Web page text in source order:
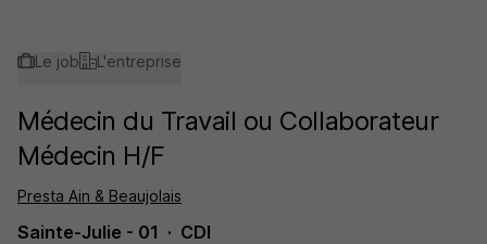
Le job L'entreprise
Médecin du Travail ou Collaborateur
Médecin H/F
Presta Ain & Beaujolais
Sainte-Julie - 01 CDI